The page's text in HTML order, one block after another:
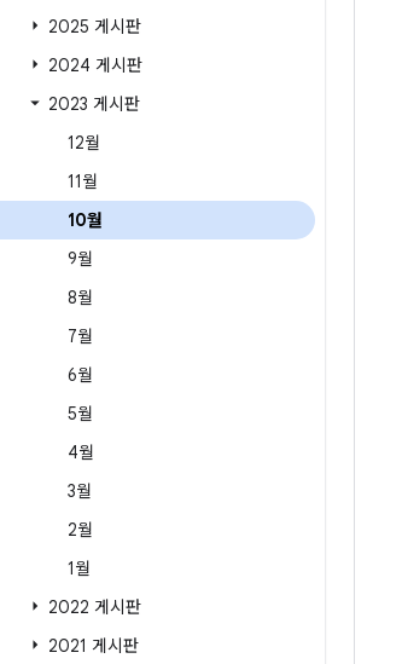
2025 게시판
2024 게시판
2023 게시판
12월
11월
10월
9월
8월
7월
6월
5월
4월
3월
2월
1월
2022 게시판
2021 게시판